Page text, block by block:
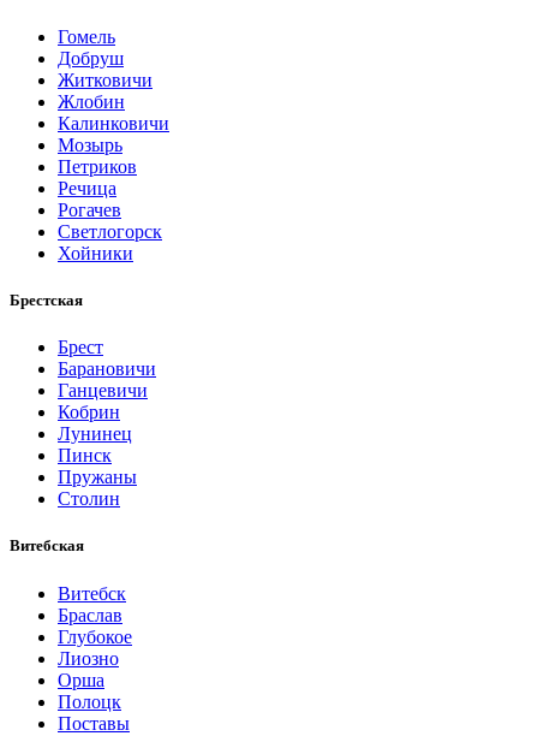
Гомель
Добруш
Житковичи
Жлобин
Калинковичи
Мозырь
Петриков
Речица
Рогачев
Светлогорск
Хойники
Брестская
Брест
Барановичи
Ганцевичи
Кобрин
Лунинец
Пинск
Пружаны
Столин
Витебская
Витебск
Браслав
Глубокое
Лиозно
Орша
Полоцк
Поставы